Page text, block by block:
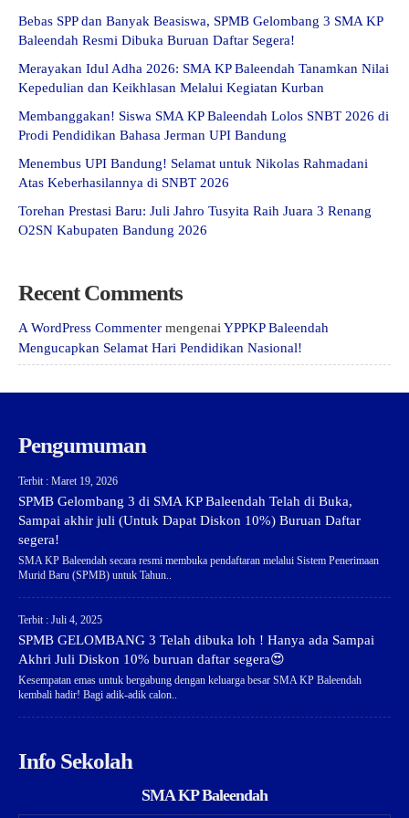
Bebas SPP dan Banyak Beasiswa, SPMB Gelombang 3 SMA KP
Baleendah Resmi Dibuka Buruan Daftar Segera!
Merayakan Idul Adha 2026: SMA KP Baleendah Tanamkan Nilai
Kepedulian dan Keikhlasan Melalui Kegiatan Kurban
Membanggakan! Siswa SMA KP Baleendah Lolos SNBT 2026 di
Prodi Pendidikan Bahasa Jerman UPI Bandung
Menembus UPI Bandung! Selamat untuk Nikolas Rahmadani
Atas Keberhasilannya di SNBT 2026
Torehan Prestasi Baru: Juli Jahro Tusyita Raih Juara 3 Renang
O2SN Kabupaten Bandung 2026
Recent Comments
A WordPress Commenter mengenai YPPKP Baleendah
Mengucapkan Selamat Hari Pendidikan Nasional!
Pengumuman
Terbit : Maret 19, 2026
SPMB Gelombang 3 di SMA KP Baleendah Telah di Buka,
Sampai akhir juli (Untuk Dapat Diskon 10%) Buruan Daftar
segera!
SMA KP Baleendah secara resmi membuka pendaftaran melalui Sistem Penerimaan
Murid Baru (SPMB) untuk Tahun..
Terbit : Juli 4, 2025
SPMB GELOMBANG 3 Telah dibuka loh ! Hanya ada Sampai
Akhri Juli Diskon 10% buruan daftar segera😍
Kesempatan emas untuk bergabung dengan keluarga besar SMA KP Baleendah
kembali hadir! Bagi adik-adik calon..
Info Sekolah
SMA KP Baleendah